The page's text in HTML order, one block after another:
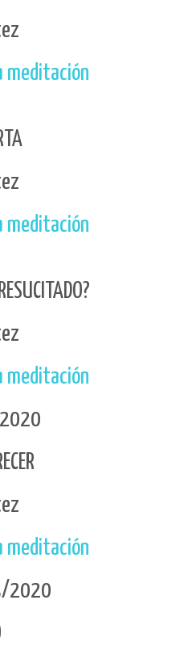
meditación
meditación
meditación
meditación
2020